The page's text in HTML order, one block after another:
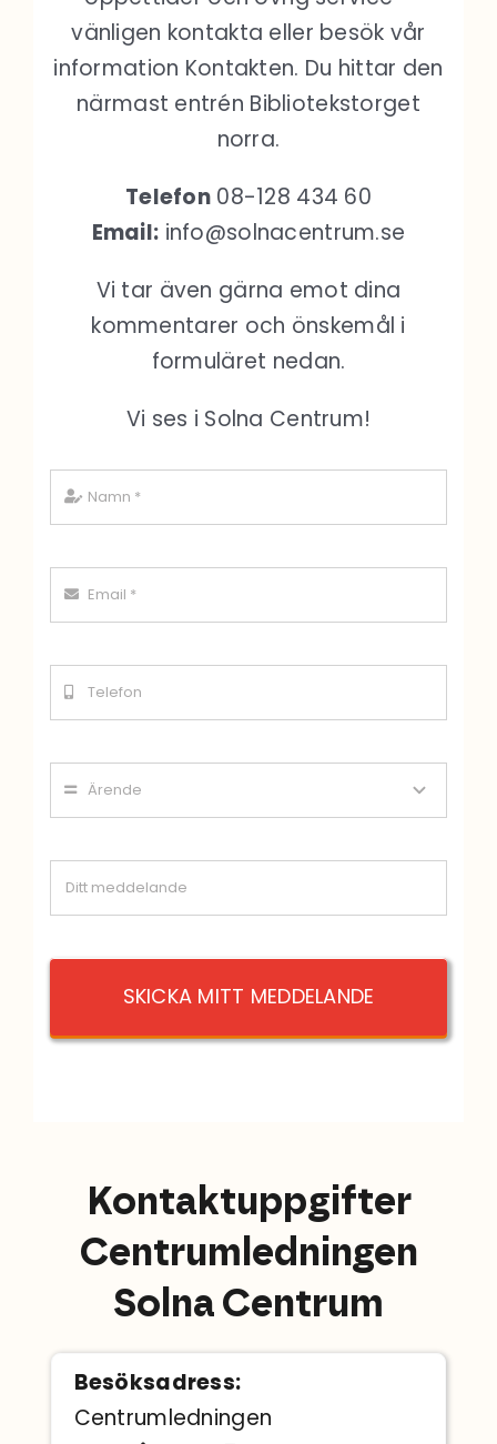
vänligen kontakta eller besök vår
information Kontakten. Du hittar den
närmast entrén Bibliotekstorget
norra.
Telefon 08-128 434 60
Email: info@solnacentrum.se
Vi tar även gärna emot dina
kommentarer och önskemål i
formuläret nedan.
Vi ses i Solna Centrum!
SKICKA MITT MEDDELANDE
Kontaktuppgifter
Centrumledningen
Solna Centrum
Besöksadress:
Centrumledningen